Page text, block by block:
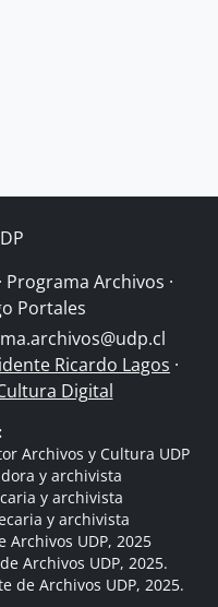
Archivos ·
Portales
Ricardo Lagos ·
Digital
Archivos y Cultura UDP
y archivista
y archivista
y archivista
Archivos UDP, 2025
Archivos UDP, 2025.
de Archivos UDP, 2025.